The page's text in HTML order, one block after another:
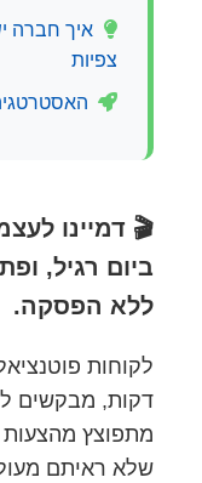
צפיות
🎬 דמיינו
ביום רגיל,
ללא הפסקה.
לקוחות
דקות, מבקשים
מתפוצץ מהצעות
שלא ראיתם